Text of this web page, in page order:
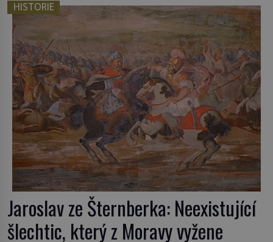
HISTORIE
Jaroslav ze Šternberka: Neexistující
šlechtic, který z Moravy vyžene